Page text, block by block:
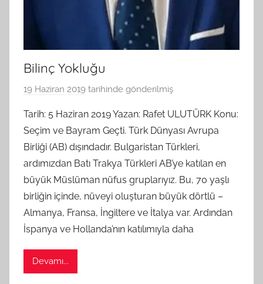
Bilinç Yokluğu
19 Haziran 2019 tarihinde gönderilmiş
S
A
M
t
a
r
a
f
Tarih: 5 Haziran 2019 Yazan: Rafet ULUTÜRK Konu:
Seçim ve Bayram Geçti. Türk Dünyası Avrupa
Birliği (AB) dışındadır. Bulgaristan Türkleri,
ardımızdan Batı Trakya Türkleri AB’ye katılan en
büyük Müslüman nüfus gruplarıyız. Bu, 70 yaşlı
birliğin içinde, nüveyi oluşturan büyük dörtlü –
Almanya, Fransa, İngiltere ve İtalya var. Ardından
İspanya ve Hollanda’nın katılımıyla daha
Devamı...